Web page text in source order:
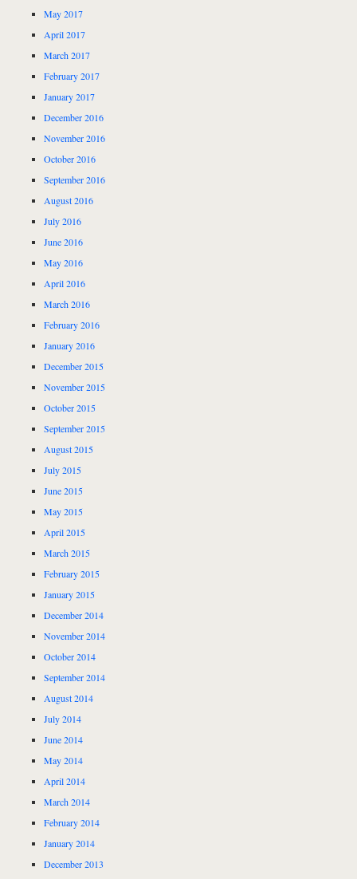
May 2017
April 2017
March 2017
February 2017
January 2017
December 2016
November 2016
October 2016
September 2016
August 2016
July 2016
June 2016
May 2016
April 2016
March 2016
February 2016
January 2016
December 2015
November 2015
October 2015
September 2015
August 2015
July 2015
June 2015
May 2015
April 2015
March 2015
February 2015
January 2015
December 2014
November 2014
October 2014
September 2014
August 2014
July 2014
June 2014
May 2014
April 2014
March 2014
February 2014
January 2014
December 2013